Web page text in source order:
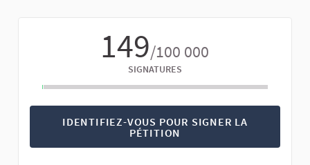
149/100 000
SIGNATURES
IDENTIFIEZ-VOUS POUR SIGNER LA
PÉTITION